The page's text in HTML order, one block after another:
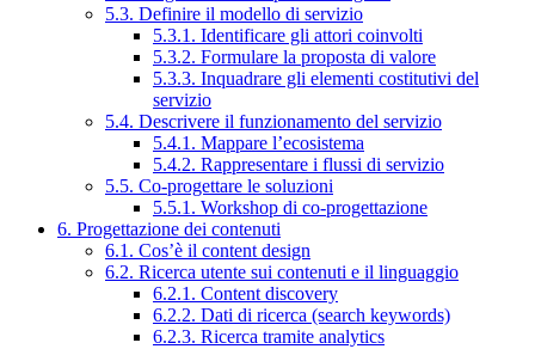
5.3. Definire il modello di servizio
5.3.1. Identificare gli attori coinvolti
5.3.2. Formulare la proposta di valore
5.3.3. Inquadrare gli elementi costitutivi del
servizio
5.4. Descrivere il funzionamento del servizio
5.4.1. Mappare l’ecosistema
5.4.2. Rappresentare i flussi di servizio
5.5. Co-progettare le soluzioni
5.5.1. Workshop di co-progettazione
6. Progettazione dei contenuti
6.1. Cos’è il content design
6.2. Ricerca utente sui contenuti e il linguaggio
6.2.1. Content discovery
6.2.2. Dati di ricerca (search keywords)
6.2.3. Ricerca tramite analytics